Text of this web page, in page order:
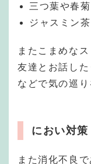
三つ葉や春
ジャスミン
またこまめな
友達とお話し
などで気の巡り
におい対策
また消化不良で